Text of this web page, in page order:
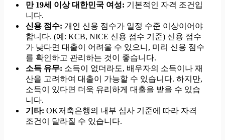
만 19세 이상 대한민국 여성: 기본적인 자격 조건입
니다.
신용 점수: 개인 신용 점수가 일정 수준 이상이어야
합니다. (예: KCB, NICE 신용 점수 기준) 신용 점수
가 낮다면 대출이 어려울 수 있으니, 미리 신용 점수
를 확인하고 관리하는 것이 좋습니다.
소득 유무: 소득이 없더라도, 배우자의 소득이나 재
산을 고려하여 대출이 가능할 수 있습니다. 하지만,
소득이 있다면 더욱 유리하게 대출을 받을 수 있습
니다.
기타: OK저축은행의 내부 심사 기준에 따라 자격
조건이 달라질 수 있습니다.